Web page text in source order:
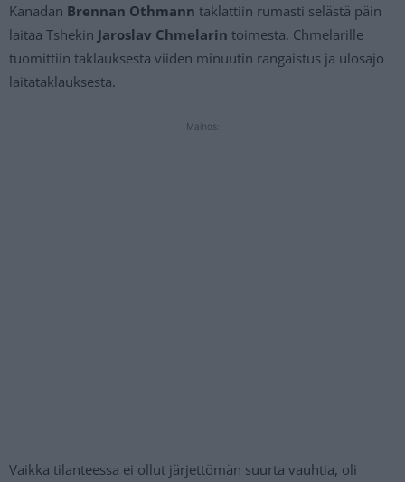
Kanadan Brennan Othmann taklattiin rumasti selästä päin
laitaa Tshekin Jaroslav Chmelarin toimesta. Chmelarille
tuomittiin taklauksesta viiden minuutin rangaistus ja ulosajo
laitataklauksesta.
Mainos:
Vaikka tilanteessa ei ollut järjettömän suurta vauhtia, oli